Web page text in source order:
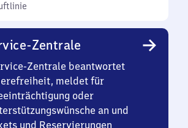
Zentrale
Zentrale beantwortet
meldet für
oder
an und
und Reservierungen